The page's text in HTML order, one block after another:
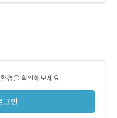
경을 확인해보세요.
그인